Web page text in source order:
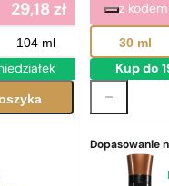
29,18zł
104 ml
z
30 ml
Kup do
Dopasowanie